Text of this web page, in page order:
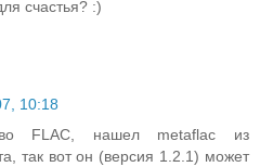
счастья? :)
10:18
FLAC, нашел metaflac из
так вот он (версия 1.2.1) может